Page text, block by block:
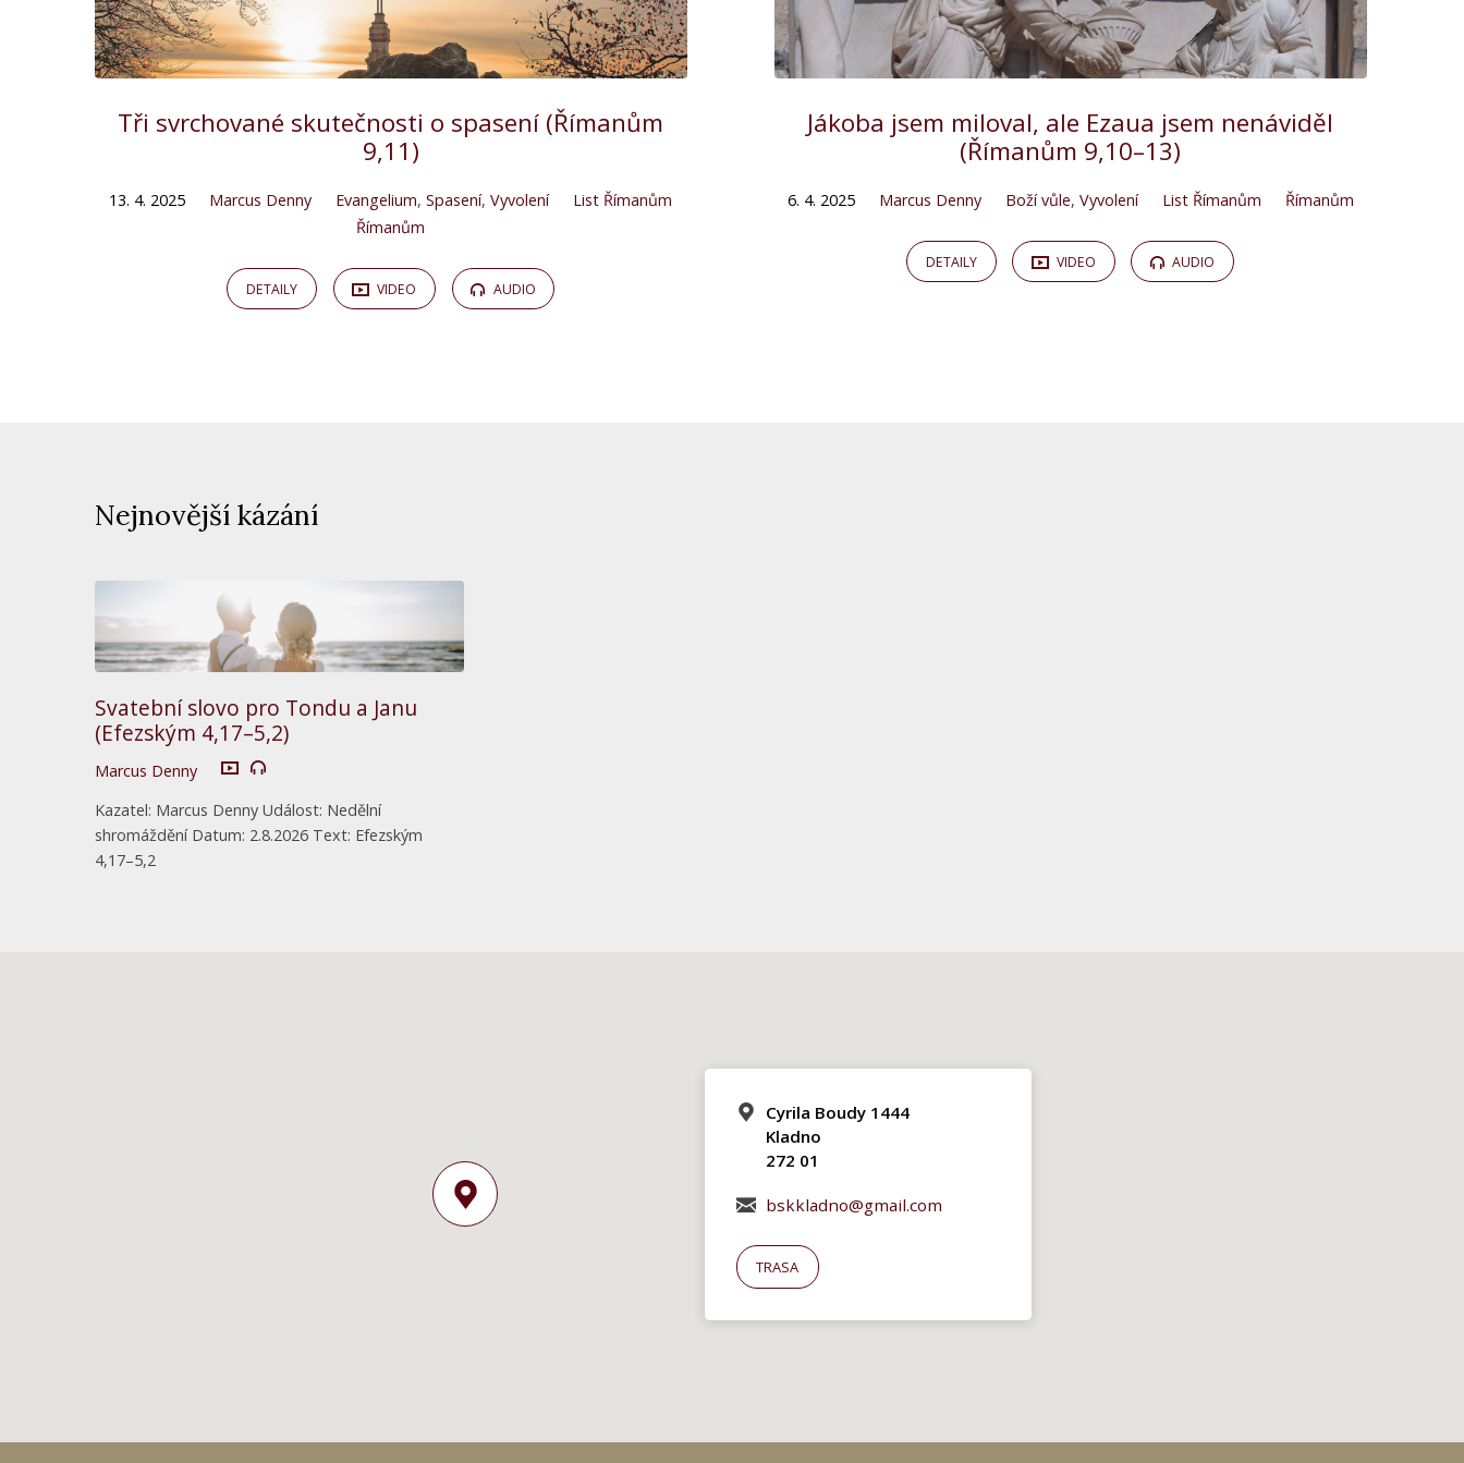
Tři svrchované skutečnosti o spasení (Římanům
9,11)
13. 4. 2025 Marcus Denny Evangelium,Spasení,Vyvolení
List Římanům
Římanům
DETAILY VIDEO AUDIO
Jákoba jsem miloval, ale Ezaua jsem nenáviděl
(Římanům 9,10–13)
6. 4. 2025 Marcus Denny Boží vůle, Vyvolení List Římanům Římanům
DETAILY VIDEO AUDIO
Nejnovější kázání
Svatební slovo pro Tondu a Janu
(Efezským 4,17–5,2)
Marcus Denny
Kazatel: Marcus Denny Událost: Nedělní
shromáždění Datum: 2.8.2026 Text: Efezským
4,17–5,2
Cyrila Boudy 1444
Kladno
272 01
bskkladno@gmail.com
TRASA